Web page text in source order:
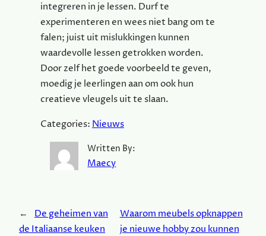
integreren in je lessen. Durf te
experimenteren en wees niet bang om te
falen; juist uit mislukkingen kunnen
waardevolle lessen getrokken worden.
Door zelf het goede voorbeeld te geven,
moedig je leerlingen aan om ook hun
creatieve vleugels uit te slaan.
Categories: Nieuws
Written By:
Maecy
←
De geheimen van
de Italiaanse keuken
Waarom meubels opknappen
je nieuwe hobby zou kunnen